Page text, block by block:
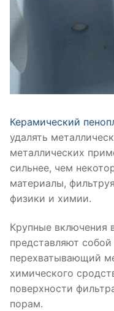
Керамический
удалять
металлических
сильнее, чем
материалы,
физики и химии.
Крупные включения
представляют
перехватывающий
химического
поверхности
порам.